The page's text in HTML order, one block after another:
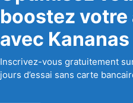
boostez
avec Kananas
Inscrivez-vous gratuitement
jours d’essai sans carte